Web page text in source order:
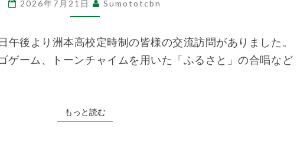
校
定
時
制
流
訪
2026年7月21日 Sumototcbn
午後より洲本高校定時制の皆様の交流訪問がありました。
ゲーム、トーンチャイムを用いた「ふるさと」の合唱など
もっと読むもっと読む